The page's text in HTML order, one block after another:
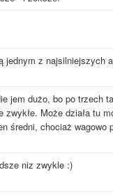
jednym z najsilniejszych
jem dużo, bo po trzech
zwykłe. Może działa tu
średni, chociaż
niz zwykle :)